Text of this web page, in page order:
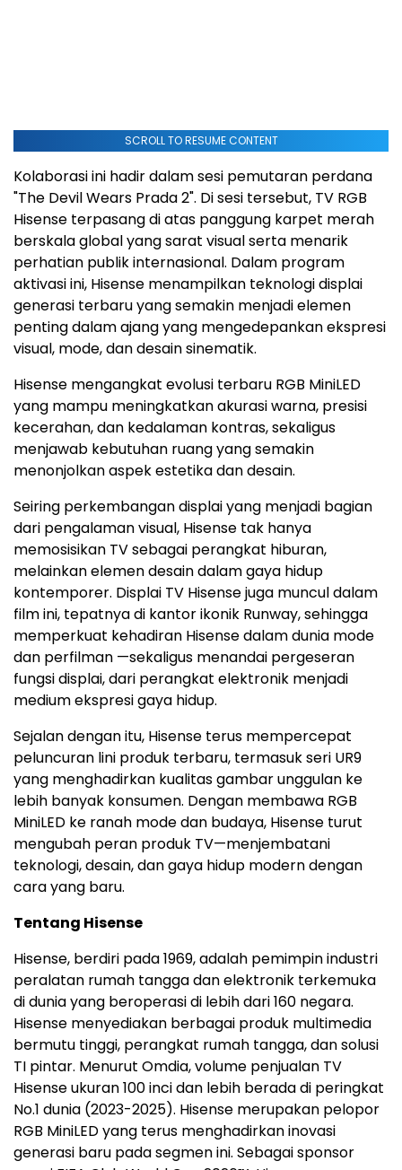
SCROLL TO RESUME CONTENT
Kolaborasi ini hadir dalam sesi pemutaran perdana
"The Devil Wears Prada 2". Di sesi tersebut, TV RGB
Hisense terpasang di atas panggung karpet merah
berskala global yang sarat visual serta menarik
perhatian publik internasional. Dalam program
aktivasi ini, Hisense menampilkan teknologi displai
generasi terbaru yang semakin menjadi elemen
penting dalam ajang yang mengedepankan ekspresi
visual, mode, dan desain sinematik.
Hisense mengangkat evolusi terbaru RGB MiniLED
yang mampu meningkatkan akurasi warna, presisi
kecerahan, dan kedalaman kontras, sekaligus
menjawab kebutuhan ruang yang semakin
menonjolkan aspek estetika dan desain.
Seiring perkembangan displai yang menjadi bagian
dari pengalaman visual, Hisense tak hanya
memosisikan TV sebagai perangkat hiburan,
melainkan elemen desain dalam gaya hidup
kontemporer. Displai TV Hisense juga muncul dalam
film ini, tepatnya di kantor ikonik Runway, sehingga
memperkuat kehadiran Hisense dalam dunia mode
dan perfilman —sekaligus menandai pergeseran
fungsi displai, dari perangkat elektronik menjadi
medium ekspresi gaya hidup.
Sejalan dengan itu, Hisense terus mempercepat
peluncuran lini produk terbaru, termasuk seri UR9
yang menghadirkan kualitas gambar unggulan ke
lebih banyak konsumen. Dengan membawa RGB
MiniLED ke ranah mode dan budaya, Hisense turut
mengubah peran produk TV—menjembatani
teknologi, desain, dan gaya hidup modern dengan
cara yang baru.
Tentang Hisense
Hisense, berdiri pada 1969, adalah pemimpin industri
peralatan rumah tangga dan elektronik terkemuka
di dunia yang beroperasi di lebih dari 160 negara.
Hisense menyediakan berbagai produk multimedia
bermutu tinggi, perangkat rumah tangga, dan solusi
TI pintar. Menurut Omdia, volume penjualan TV
Hisense ukuran 100 inci dan lebih berada di peringkat
No.1 dunia (2023-2025). Hisense merupakan pelopor
RGB MiniLED yang terus menghadirkan inovasi
generasi baru pada segmen ini. Sebagai sponsor